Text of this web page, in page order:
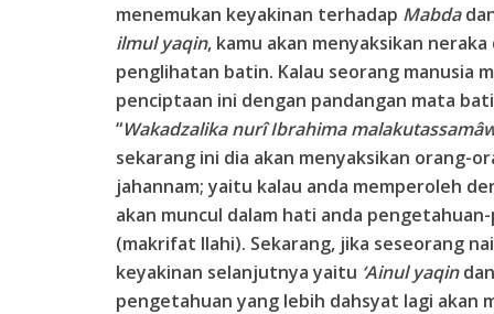
menemukan keyakinan terhadap Mabda
ilmul yaqin, kamu akan menyaksikan
penglihatan batin. Kalau seorang manusia
penciptaan ini dengan pandangan mata
“Wakadzalika nurî Ibrahima
sekarang ini dia akan menyaksikan orang-
jahannam; yaitu kalau anda memperoleh
akan muncul dalam hati anda
(makrifat Ilahi). Sekarang, jika seseorang
keyakinan selanjutnya yaitu ‘Ainul yaqindan
pengetahuan yang lebih dahsyat lagi akan